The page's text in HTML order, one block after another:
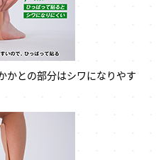
かとの部分はシワになりやす